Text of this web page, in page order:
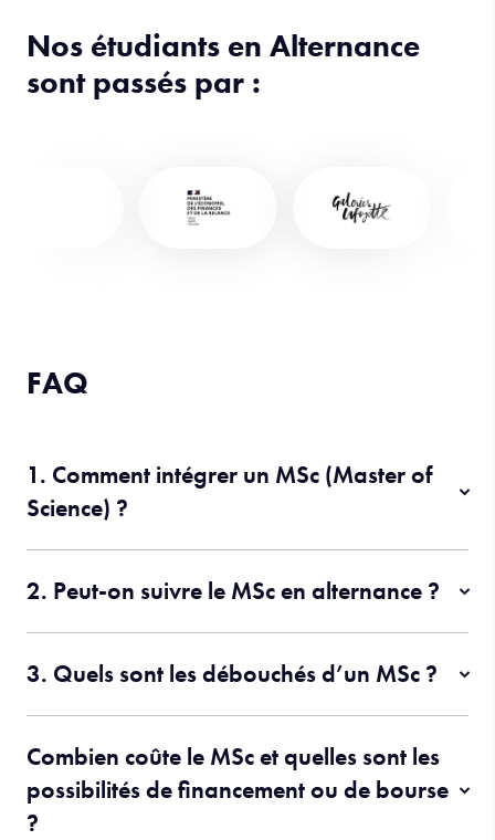
Nos étudiants en Alternance
sont passés par :
FAQ
1. Comment intégrer un MSc (Master of
Science) ?
2. Peut-on suivre le MSc en alternance ?
3. Quels sont les débouchés d’un MSc ?
Combien coûte le MSc et quelles sont les
possibilités de financement ou de bourse
?